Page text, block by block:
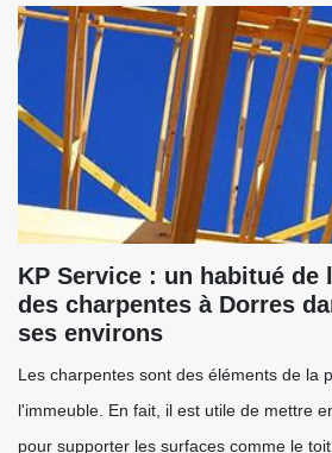
KP Service : un habitué de
des charpentes à Dorres
ses environs
Les charpentes sont des éléments de la
l'immeuble. En fait, il est utile de mettre
pour supporter les surfaces comme le